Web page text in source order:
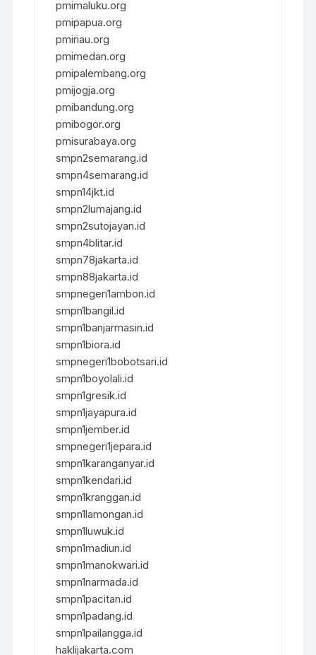
pmimaluku.org
pmipapua.org
pmiriau.org
pmimedan.org
pmipalembang.org
pmijogja.org
pmibandung.org
pmibogor.org
pmisurabaya.org
smpn2semarang.id
smpn4semarang.id
smpn14jkt.id
smpn2lumajang.id
smpn2sutojayan.id
smpn4blitar.id
smpn78jakarta.id
smpn88jakarta.id
smpnegeri1ambon.id
smpn1bangil.id
smpn1banjarmasin.id
smpn1biora.id
smpnegeri1bobotsari.id
smpn1boyolali.id
smpn1gresik.id
smpn1jayapura.id
smpn1jember.id
smpnegeri1jepara.id
smpn1karanganyar.id
smpn1kendari.id
smpn1kranggan.id
smpn1lamongan.id
smpn1luwuk.id
smpn1madiun.id
smpn1manokwari.id
smpn1narmada.id
smpn1pacitan.id
smpn1padang.id
smpn1pailangga.id
haklijakarta.com